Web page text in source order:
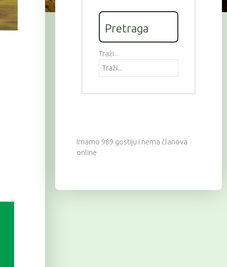
Pretraga
Traži...
Imamo 989 gostiju i nema članova
online